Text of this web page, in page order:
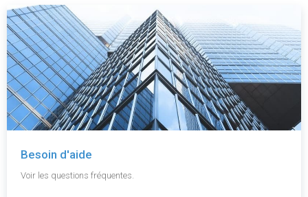
Besoin d'aide
Voir les questions fréquentes.